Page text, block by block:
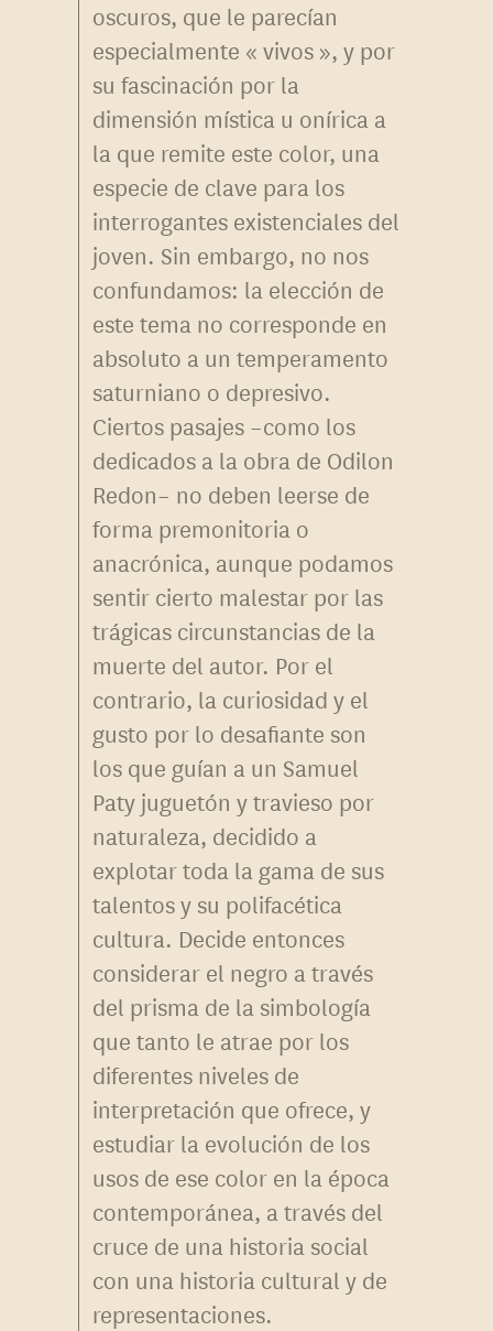
oscuros, que le parecían
especialmente « vivos », y por
su fascinación por la
dimensión mística u onírica a
la que remite este color, una
especie de clave para los
interrogantes existenciales del
joven. Sin embargo, no nos
confundamos: la elección de
este tema no corresponde en
absoluto a un temperamento
saturniano o depresivo.
Ciertos pasajes –como los
dedicados a la obra de Odilon
Redon– no deben leerse de
forma premonitoria o
anacrónica, aunque podamos
sentir cierto malestar por las
trágicas circunstancias de la
muerte del autor. Por el
contrario, la curiosidad y el
gusto por lo desafiante son
los que guían a un Samuel
Paty juguetón y travieso por
naturaleza, decidido a
explotar toda la gama de sus
talentos y su polifacética
cultura. Decide entonces
considerar el negro a través
del prisma de la simbología
que tanto le atrae por los
diferentes niveles de
interpretación que ofrece, y
estudiar la evolución de los
usos de ese color en la época
contemporánea, a través del
cruce de una historia social
con una historia cultural y de
representaciones.